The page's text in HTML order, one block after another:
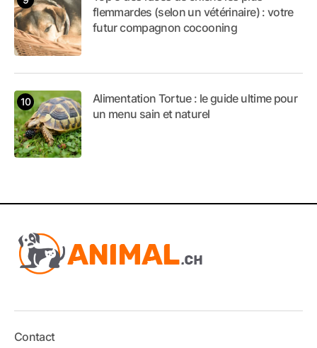
flemmardes (selon un vétérinaire) : votre
futur compagnon cocooning
Alimentation Tortue : le guide ultime pour
un menu sain et naturel
Contact